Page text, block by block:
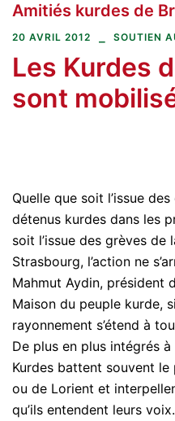
Aller
au
Amitiés kurdes de
20 AVRIL 2012 SOUTIEN
Les Kurdes
sont
Quelle que soit l’issue
détenus kurdes dans les
soit l’issue des grèves de
Strasbourg, l’action ne
Mahmut Aydin, président
Maison du peuple kurde,
rayonnement s’étend à
De plus en plus intégrés
Kurdes battent souvent le
ou de Lorient et
qu’ils entendent leurs